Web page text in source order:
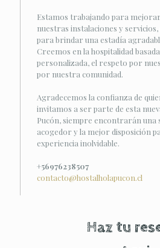
Estamos trabajando para
nuestras instalaciones y servicios,
para brindar una estadía
Creemos en la hospitalidad
personalizada, el respeto por
por nuestra comunidad.
Agradecemos la confianza de
invitamos a ser parte de esta
Pucón, siempre encontrarán una
acogedor y la mejor disposición
experiencia inolvidable.
+56976238507
contacto@hostalholapucon.cl
Haz tu